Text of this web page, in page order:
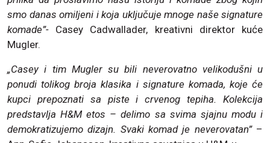
smo danas omiljeni i koja uključuje mnoge naše signature
komade”- Casey Cadwallader, kreativni direktor kuće
Mugler.
„Casey i tim Mugler su bili neverovatno velikodušni u
ponudi tolikog broja klasika i signature komada, koje će
kupci prepoznati sa piste i crvenog tepiha. Kolekcija
predstavlja H&M etos – delimo sa svima sjajnu modu i
demokratizujemo dizajn. Svaki komad je neverovatan” –